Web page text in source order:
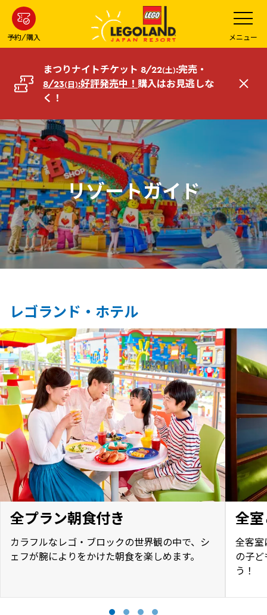
ン
コ
へ
予約/購入
メ
ニ
ュ
ー
を
開
メニュー
まつりナイトチケット 8/22(土):完売・
8/23(日):好評発売中！ 購入はお見逃しな
く！
閉
リゾートガイド
レゴランド・ホテル
全プラン朝食付き
カラフルなレゴ・ブロックの世界観の中で、シ
ェフが腕によりをかけた朝食を楽しめます。
全
全客室
の子
う！